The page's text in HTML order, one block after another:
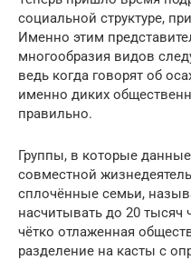
социальной структуре,
Именно этим
многообразия видов
ведь когда говорят об
именно диких
правильно.
Группы, в которые
совместной
сплочённые семьи,
насчитывать до 20 тысяч
чётко отлаженная
разделение на касты с